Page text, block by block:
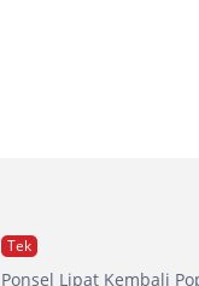
Tek
Ponsel Lipat Kembali